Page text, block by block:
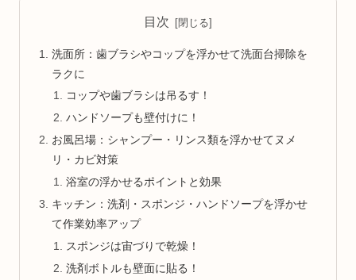
目次
洗面所：歯ブラシやコップを浮かせて洗面台掃除を
ラクに
コップや歯ブラシは吊るす！
ハンドソープも壁付けに！
お風呂場：シャンプー・リンス類を浮かせてヌメ
リ・カビ対策
浴室の浮かせるポイントと効果
キッチン：洗剤・スポンジ・ハンドソープを浮かせ
て作業効率アップ
スポンジは宙づりで乾燥！
洗剤ボトルも壁面に貼る！